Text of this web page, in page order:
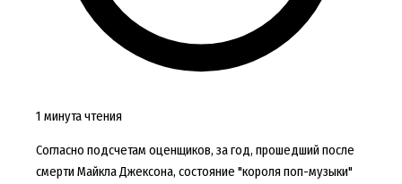
1 минута чтения
Согласно подсчетам оценщиков, за год, прошедший после
смерти Майкла Джексона, состояние "короля поп-музыки"